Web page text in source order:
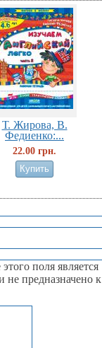
Т. Жирова, В.
Федиенко:...
22.00 грн.
поля является
не предназначено к